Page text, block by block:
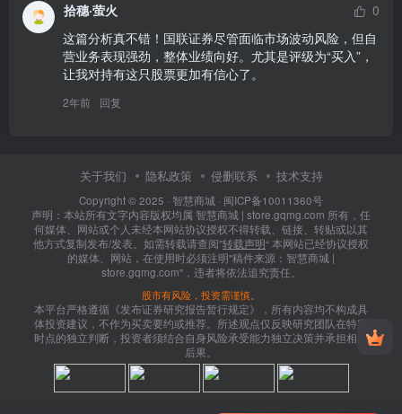
拾穗·萤火
0
这篇分析真不错！国联证券尽管面临市场波动风险，但自
营业务表现强劲，整体业绩向好。尤其是评级为“买入”，
让我对持有这只股票更加有信心了。
2年前 回复
关于我们 隐私政策 侵删联系 技术支持
Copyright © 2025 · 智慧商城 · 闽ICP备10011360号
声明：本站所有文字内容版权均属 智慧商城 | store.gqmg.com 所有，任
何媒体、网站或个人未经本网站协议授权不得转载、链接、转贴或以其
他方式复制发布/发表。如需转载请查阅”转载声明“ 本网站已经协议授权
的媒体、网站，在使用时必须注明"稿件来源：智慧商城 |
store.gqmg.com"，违者将依法追究责任。
股市有风险，投资需谨慎。
本平台严格遵循《发布证券研究报告暂行规定》，所有内容均不构成具
体投资建议，不作为买卖要约或推荐。所述观点仅反映研究团队在特定
时点的独立判断，投资者须结合自身风险承受能力独立决策并承担相应
后果。